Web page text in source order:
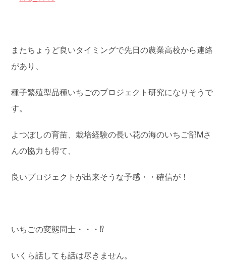
またちょうど良いタイミングで先日の農業高校から連絡
があり、
種子繁殖型品種いちごのプロジェクト研究になりそうで
す。
よつぼしの育苗、栽培経験の長い花の海のいちご部Mさ
んの協力も得て、
良いプロジェクトが出来そうな予感・・確信が！
いちごの変態同士・・・⁉︎
いくら話しても話は尽きません。